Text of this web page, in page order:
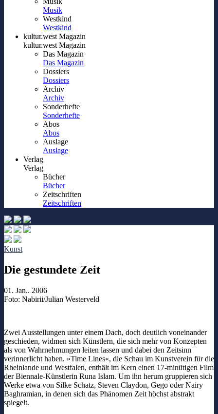
Musik
Westkind
Westkind
kultur.west Magazin
kultur.west Magazin
Das Magazin
Das Magazin
Dossiers
Dossiers
Archiv
Archiv
Sonderhefte
Sonderhefte
Abos
Abos
Auslage
Auslage
Verlag
Verlag
Bücher
Bücher
Zeitschriften
Zeitschriften
Kunst
Die gestundete Zeit
01. Jan.. 2006
Foto: Nabirii/Julian Westerveld
Zwei Ausstellungen unter einem Dach, doch deutlich voneinander
geschieden, widmen sich Künstlern, die sich mehr von Konzepten
als von Wahrnehmungen leiten lassen und dabei den Zeitsinn
verinnerlicht haben. »Time Lines«, die Schau im Kunstverein für die
Rheinlande und Westfalen, enthält im Kern einen 17-minütigen Film
der Biennale-Künstlerin Runa Islam. Um ihn herum gruppieren sich
Werke etwa von Silke Schatz, Steven Claydon, Gego oder Nairy
Baghramian, in denen sich das Phänomen Zeit höchst abstrakt
spiegelt.